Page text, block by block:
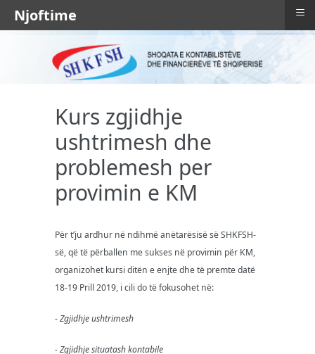
Kurs zgjidhje
ushtrimesh dhe
problemesh per
provimin e KM
Për t’ju ardhur në ndihmë anëtarësisë së SHKFSH-
së, që të përballen me sukses në provimin për KM,
organizohet kursi ditën e enjte dhe të premte datë
18-19 Prill 2019, i cili do të fokusohet në:
- Zgjidhje ushtrimesh
- Zgjidhje situatash kontabile
Njoftime ≡